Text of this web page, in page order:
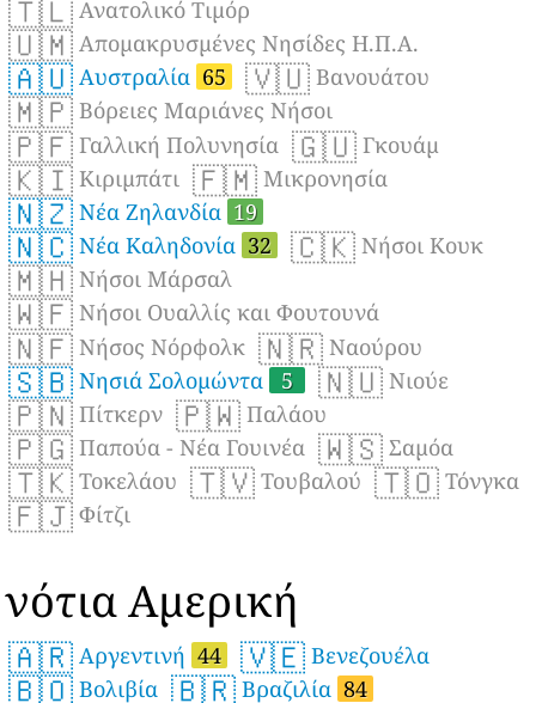
🇹🇱 Ανατολικό Τιμόρ
🇺🇲 Απομακρυσμένες Νησίδες Η.Π.Α.
🇦🇺 Αυστραλία 65 🇻🇺 Βανουάτου
🇲🇵 Βόρειες Μαριάνες Νήσοι
🇵🇫 Γαλλική Πολυνησία 🇬🇺 Γκουάμ
🇰🇮 Κιριμπάτι 🇫🇲 Μικρονησία
🇳🇿 Νέα Ζηλανδία 19
🇳🇨 Νέα Καληδονία 32 🇨🇰 Νήσοι Κουκ
🇲🇭 Νήσοι Μάρσαλ
🇼🇫 Νήσοι Ουαλλίς και Φουτουνά
🇳🇫 Νήσος Νόρφολκ 🇳🇷 Ναούρου
🇸🇧 Νησιά Σολομώντα 5 🇳🇺 Νιούε
🇵🇳 Πίτκερν 🇵🇼 Παλάου
🇵🇬 Παπούα - Νέα Γουινέα 🇼🇸 Σαμόα
🇹🇰 Τοκελάου 🇹🇻 Τουβαλού 🇹🇴 Τόνγκα
🇫🇯 Φίτζι
νότια Αμερική
🇦🇷 Αργεντινή 44 🇻🇪 Βενεζουέλα
🇧🇴 Βολιβία 🇧🇷 Βραζιλία 84